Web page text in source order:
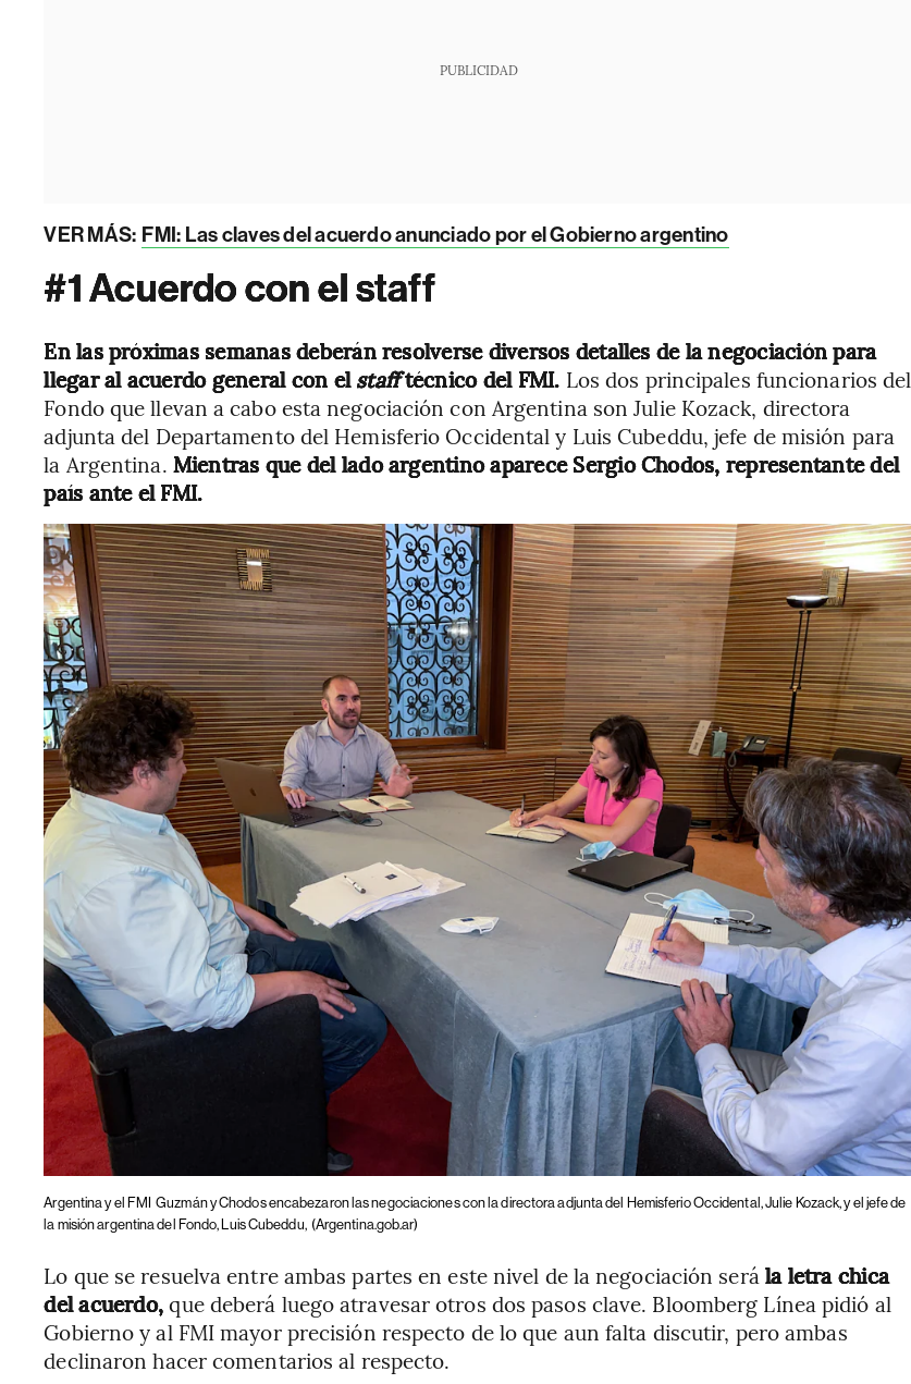
PUBLICIDAD
VER MÁS: FMI: Las claves del acuerdo anunciado por el Gobierno argentino
#1 Acuerdo con el staff
En las próximas semanas deberán resolverse diversos detalles de la negociación para
llegar al acuerdo general con elstafftécnico del FMI. Los dos principales funcionarios del
Fondo que llevan a cabo esta negociación con Argentina son Julie Kozack, directora
adjunta del Departamento del Hemisferio Occidental y Luis Cubeddu, jefe de misión para
la Argentina. Mientras que del lado argentino aparece Sergio Chodos, representante del
país ante el FMI.
Argentina y el FMI
Guzmán y Chodos encabezaron las negociaciones con la directora adjunta del Hemisferio Occidental, Julie Kozack, y el jefe de
la misión argentina del Fondo, Luis Cubeddu, (Argentina.gob.ar)
Lo que se resuelva entre ambas partes en este nivel de la negociación será la letra chica
del acuerdo,que deberá luego atravesar otros dos pasos clave. Bloomberg Línea pidió al
Gobierno y al FMI mayor precisión respecto de lo que aun falta discutir, pero ambas
declinaron hacer comentarios al respecto.